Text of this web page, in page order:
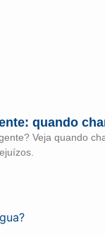
quando
Veja quando